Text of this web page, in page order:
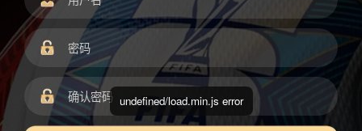
undefined/load.min.js error